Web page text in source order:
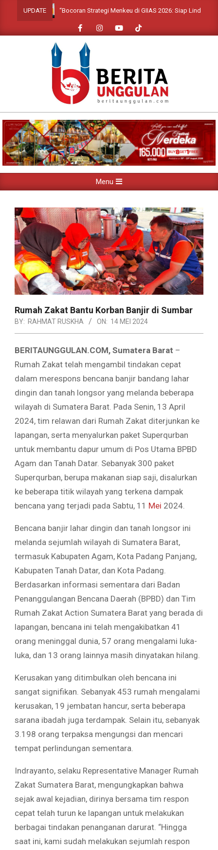
UPDATE“Bocoran Strategi Menkeu di GIIAS 2026: Siap Lindungi
Navigation
Menu
Rumah Zakat Bantu Korban Banjir di Sumbar
BY: RAHMAT RUSKHA ON: 14 MEI 2024
BERITAUNGGULAN.COM, Sumatera Barat –
Rumah Zakat telah mengambil tindakan cepat
dalam merespons bencana banjir bandang lahar
dingin dan tanah longsor yang melanda beberapa
wilayah di Sumatera Barat. Pada Senin, 13 April
2024, tim relawan dari Rumah Zakat diterjunkan ke
lapangan, serta menyalurkan paket Superqurban
untuk membantu dapur umum di Pos Utama BPBD
Agam dan Tanah Datar. Sebanyak 300 paket
Superqurban, berupa makanan siap saji, disalurkan
ke beberapa titik wilayah yang terkena dampak
bencana yang terjadi pada Sabtu, 11 Mei 2024.
Bencana banjir lahar dingin dan tanah longsor ini
melanda sejumlah wilayah di Sumatera Barat,
termasuk Kabupaten Agam, Kota Padang Panjang,
Kabupaten Tanah Datar, dan Kota Padang.
Berdasarkan informasi sementara dari Badan
Penanggulangan Bencana Daerah (BPBD) dan Tim
Rumah Zakat Action Sumatera Barat yang berada di
lapangan, bencana ini telah mengakibatkan 41
orang meninggal dunia, 57 orang mengalami luka-
luka, dan 13 orang lainnya masih dinyatakan hilang.
Kerusakan yang ditimbulkan oleh bencana ini
sangat signifikan. Sebanyak 453 rumah mengalami
kerusakan, 19 jembatan hancur, serta beberapa
sarana ibadah juga terdampak. Selain itu, sebanyak
3.198 orang terpaksa mengungsi dan mencari
tempat perlindungan sementara.
Indrayanto, selaku Representative Manager Rumah
Zakat Sumatera Barat, mengungkapkan bahwa
sejak awal kejadian, dirinya bersama tim respon
cepat telah turun ke lapangan untuk melakukan
berbagai tindakan penanganan darurat. “Hingga
saat ini, kami sudah melakukan sejumlah respon